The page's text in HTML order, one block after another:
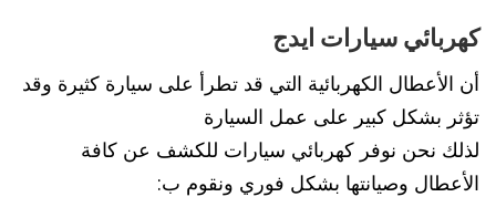
كهربائي سيارات ايدج
أن الأعطال الكهربائية التي قد تطرأ على سيارة كثيرة وقد
تؤثر بشكل كبير على عمل السيارة
لذلك نحن نوفر كهربائي سيارات للكشف عن كافة
الأعطال وصيانتها بشكل فوري ونقوم ب: